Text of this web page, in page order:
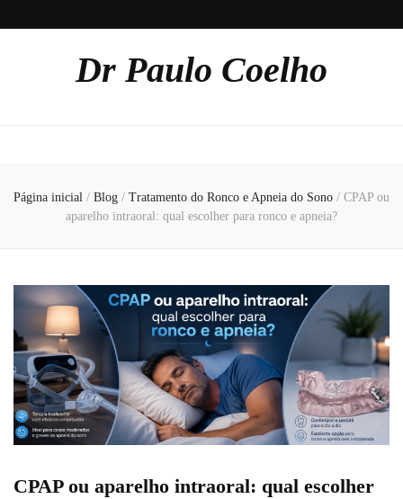
Dr Paulo Coelho
Página inicial / Blog / Tratamento do Ronco e Apneia do Sono / CPAP ou
aparelho intraoral: qual escolher para ronco e apneia?
CPAP ou aparelho intraoral: qual escolher